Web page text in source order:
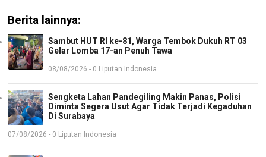
Berita lainnya:
Sambut HUT RI ke-81, Warga Tembok Dukuh RT 03
Gelar Lomba 17-an Penuh Tawa
08/08/2026 - 0 Liputan Indonesia
Sengketa Lahan Pandegiling Makin Panas, Polisi
Diminta Segera Usut Agar Tidak Terjadi Kegaduhan
Di Surabaya
07/08/2026 - 0 Liputan Indonesia